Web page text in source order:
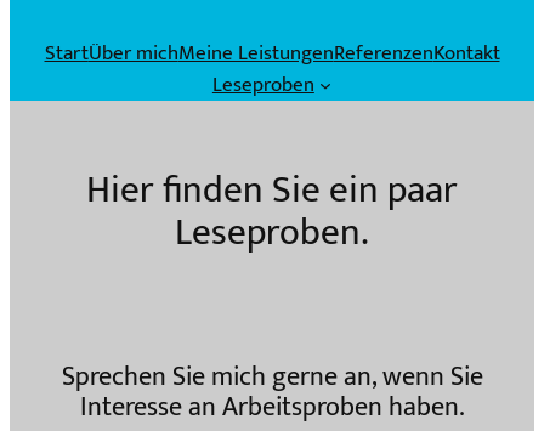
StartÜber michMeine LeistungenReferenzenKontakt
Leseproben
Hier finden Sie ein paar
Leseproben.
Sprechen Sie mich gerne an, wenn Sie
Interesse an Arbeitsproben haben.